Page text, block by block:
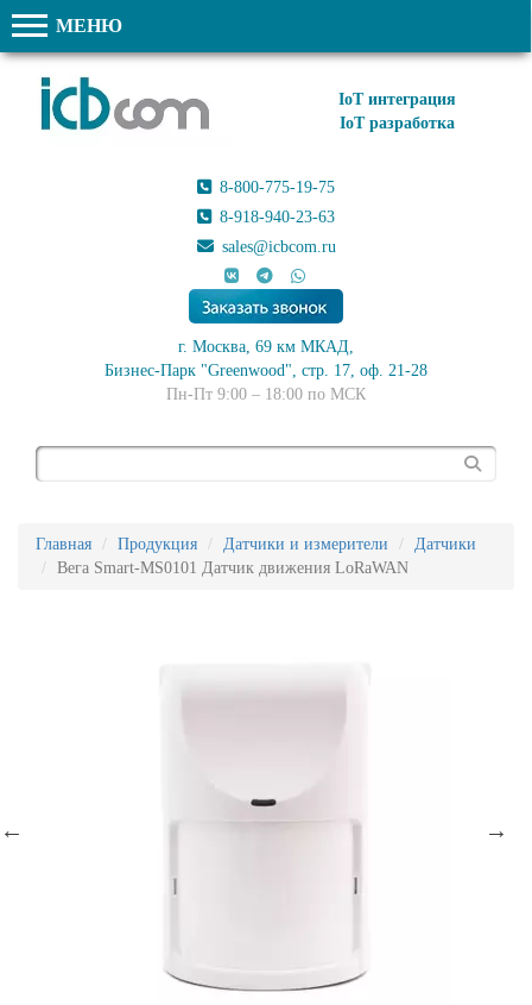
МЕНЮ
IoT интеграция
IoT разработка
8-800-775-19-75
8-918-940-23-63
sales@icbcom.ru
г. Москва, 69 км МКАД,
Бизнес-Парк "Greenwood", стр. 17, оф. 21-28
Пн-Пт 9:00 – 18:00 по МСК
Главная Продукция Датчики и измерители
Датчики
Вега Smart-MS0101 Датчик движения LoRaWAN